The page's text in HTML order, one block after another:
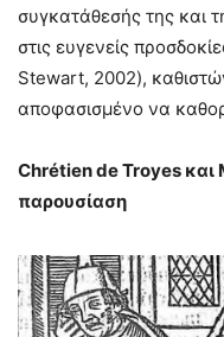
συγκατάθεσής της και
στις ευγενείς
Stewart, 2002),
αποφασισμένο να
Chrétien de Troyes και
παρουσίαση